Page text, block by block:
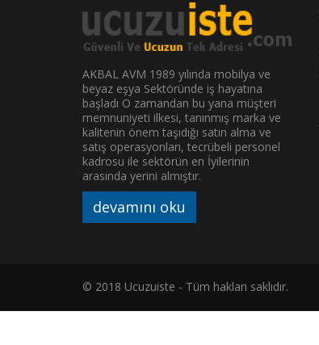
AKBAL AVM 1989 yılında mobilya ve
beyaz eşya Sektöründe iş hayatına
başladı O zamandan bu yana müşteri
memnuniyeti ilkesi, tanınmış marka ve
kalitenin önem taşıdığı satın alma ve
satış operasyonları, tecrübeli personel
kadrosu ile sektörün en İyilerinin
arasında yerini almıştır.
devamını oku
© 2018 Ucuzuiste - Tüm hakları saklıdır.